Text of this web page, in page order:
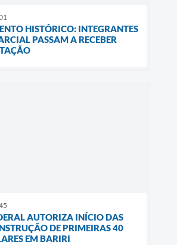
HISTÓRICO: INTEGRANTES
PASSAM A RECEBER
AUTORIZA INÍCIO DAS
DE PRIMEIRAS 40
EM BARIRI